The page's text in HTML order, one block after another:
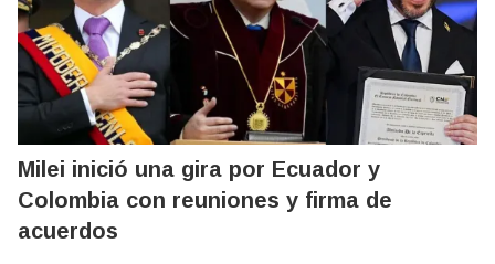
Milei inició una gira por Ecuador y
Colombia con reuniones y firma de
acuerdos